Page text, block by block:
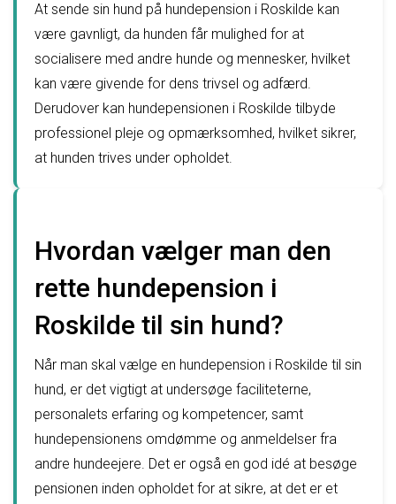
At sende sin hund på hundepension i Roskilde kan
være gavnligt, da hunden får mulighed for at
socialisere med andre hunde og mennesker, hvilket
kan være givende for dens trivsel og adfærd.
Derudover kan hundepensionen i Roskilde tilbyde
professionel pleje og opmærksomhed, hvilket sikrer,
at hunden trives under opholdet.
Hvordan vælger man den
rette hundepension i
Roskilde til sin hund?
Når man skal vælge en hundepension i Roskilde til sin
hund, er det vigtigt at undersøge faciliteterne,
personalets erfaring og kompetencer, samt
hundepensionens omdømme og anmeldelser fra
andre hundeejere. Det er også en god idé at besøge
pensionen inden opholdet for at sikre, at det er et